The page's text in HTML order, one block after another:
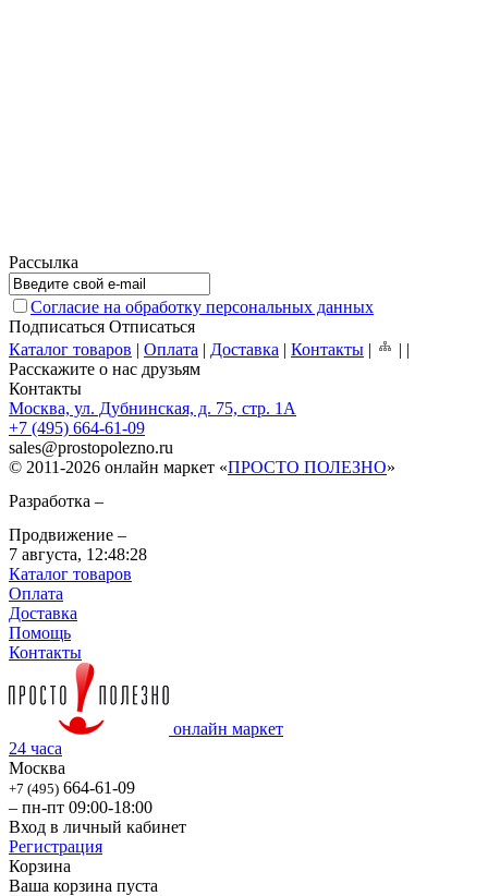
Рассылка
Согласие на обработку персональных данных
Подписаться Отписаться
Каталог товаров | Оплата | Доставка | Контакты | | |
Расскажите о нас друзьям
Контакты
Москва, ул. Дубнинская, д. 75, стр. 1А
+7 (495) 664-61-09
sales@prostopolezno.ru
© 2011-2026 онлайн маркет «ПРОСТО ПОЛЕЗНО»
Разработка –
Продвижение –
7 августа, 12:48:28
Каталог товаров
Оплата
Доставка
Помощь
Контакты
онлайн маркет
24 часа
Москва
+7 (495) 664-61-09
– пн-пт 09:00-18:00
Вход в личный кабинет
Регистрация
Корзина
Ваша корзина пуста